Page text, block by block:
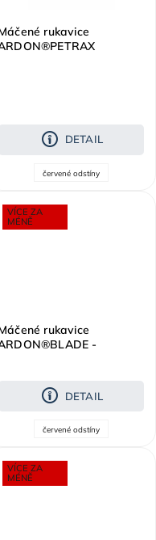
rukavice
DETAIL
červené odstíny
VÍCE ZA
MÉNĚ
rukavice
-
DETAIL
červené odstíny
VÍCE ZA
MÉNĚ